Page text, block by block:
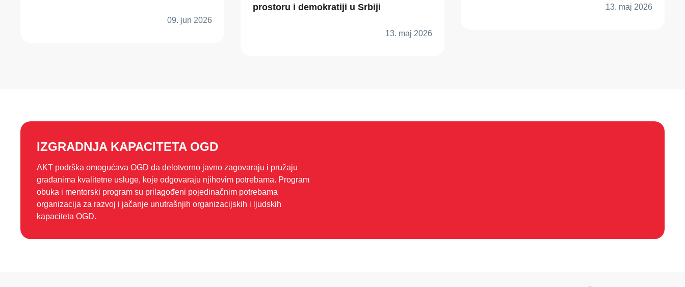
09. jun 2026
prostoru i demokratiji u Srbiji
13. maj 2026
13. maj 2026
IZGRADNJA KAPACITETA OGD
AKT podrška omogućava OGD da delotvorno javno zagovaraju i pružaju
građanima kvalitetne usluge, koje odgovaraju njihovim potrebama. Program
obuka i mentorski program su prilagođeni pojedinačnim potrebama
organizacija za razvoj i jačanje unutrašnjih organizacijskih i ljudskih
kapaciteta OGD.